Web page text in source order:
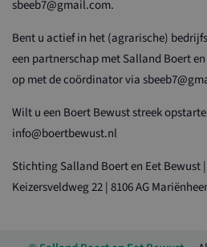
sbeeb7@gmail.com.
Bent u actief in het (agrarische)
een partnerschap met Salland Boert
op met de coördinator via
Wilt u een Boert Bewust streek
info@boertbewust.nl
Stichting Salland Boert en Eet Bewust |
Keizersveldweg 22 | 8106 AG